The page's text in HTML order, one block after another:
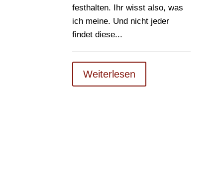
festhalten. Ihr wisst also, was
ich meine. Und nicht jeder
findet diese...
Weiterlesen